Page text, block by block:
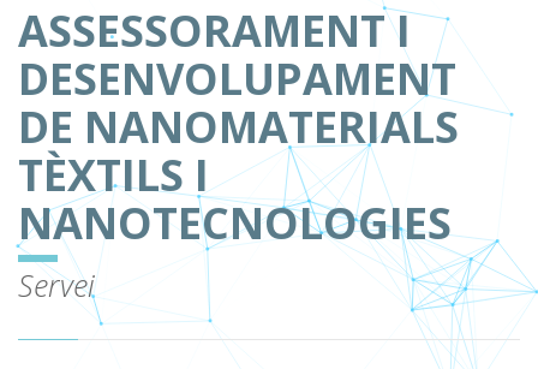
ASSESSORAMENT I
DESENVOLUPAMENT
DE NANOMATERIALS
TÈXTILS I
NANOTECNOLOGIES
Servei